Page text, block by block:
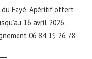
Fayé. Apéritif offert.
16 avril 2026.
06 84 19 26 78